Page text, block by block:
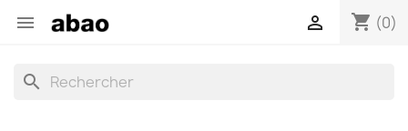
 shopping_cart (0)

search